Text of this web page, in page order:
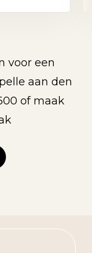
voor een
aan den
of maak